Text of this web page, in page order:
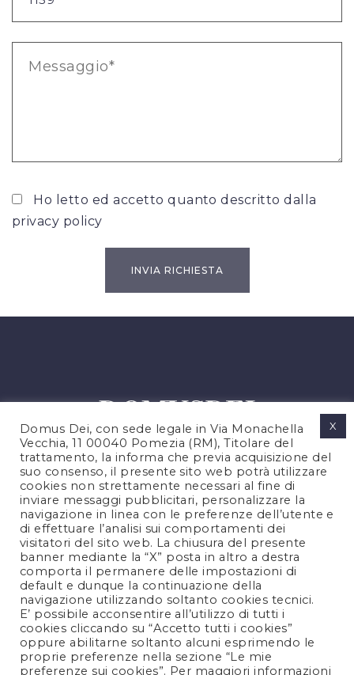
Ho letto ed accetto quanto descritto dalla
privacy policy
PRIVACY POLICY
COOKIES POLICY
NOTE LEGALI
CONTATTACI
FOLLOW US
Domus Dei, con sede legale in Via Monachella
Vecchia, 11 00040 Pomezia (RM), Titolare del
trattamento, la informa che previa acquisizione del
suo consenso, il presente sito web potrà utilizzare
cookies non strettamente necessari al fine di
inviare messaggi pubblicitari, personalizzare la
navigazione in linea con le preferenze dell’utente e
di effettuare l’analisi sui comportamenti dei
visitatori del sito web. La chiusura del presente
banner mediante la “X” posta in altro a destra
comporta il permanere delle impostazioni di
default e dunque la continuazione della
navigazione utilizzando soltanto cookies tecnici.
E’ possibile acconsentire all’utilizzo di tutti i
cookies cliccando su “Accetto tutti i cookies”
oppure abilitarne soltanto alcuni esprimendo le
proprie preferenze nella sezione “Le mie
preferenze sui cookies”. Per maggiori informazioni
X